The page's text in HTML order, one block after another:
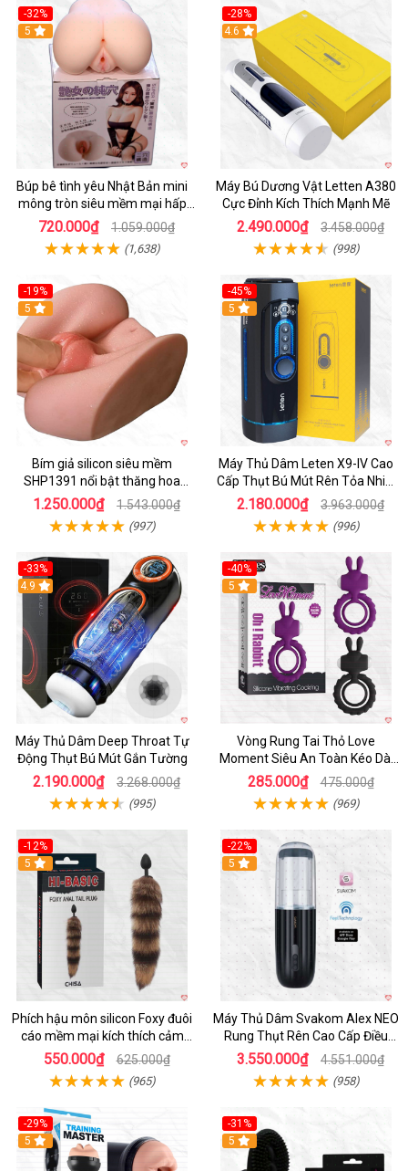
-32%
Hot
5
Búp bê tình yêu Nhật Bản mini
mông tròn siêu mềm mại hấp
dẫn
720.000₫ 1.059.000₫
(1,638)
-28%
Hot
4.6
Máy Bú Dương Vật Letten A380
Cực Đỉnh Kích Thích Mạnh Mẽ
2.490.000₫ 3.458.000₫
(998)
-19%
Hot
5
Bím giả silicon siêu mềm
SHP1391 nổi bật thăng hoa
hoàn hảo
1.250.000₫ 1.543.000₫
(997)
-45%
Hot
5
Máy Thủ Dâm Leten X9-IV Cao
Cấp Thụt Bú Mút Rên Tỏa Nhiệt
Sạc Pin
2.180.000₫ 3.963.000₫
(996)
-33%
Hot
4.9
Máy Thủ Dâm Deep Throat Tự
Động Thụt Bú Mút Gắn Tường
2.190.000₫ 3.268.000₫
(995)
-40%
5
Vòng Rung Tai Thỏ Love
Moment Siêu An Toàn Kéo Dài
Thời Gian
285.000₫ 475.000₫
(969)
-12%
Hot
5
Phích hậu môn silicon Foxy đuôi
cáo mềm mại kích thích cảm
giác mới
550.000₫ 625.000₫
(965)
-22%
5
Máy Thủ Dâm Svakom Alex NEO
Rung Thụt Rên Cao Cấp Điều
Khiển App
3.550.000₫ 4.551.000₫
(958)
-29%
Hot
5
-31%
5